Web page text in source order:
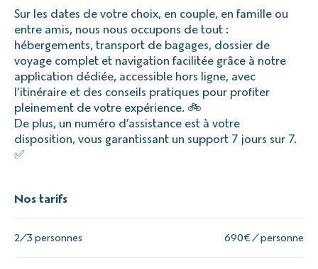
Sur les dates de votre choix, en couple, en famille ou
entre amis, nous nous occupons de tout :
hébergements, transport de bagages, dossier de
voyage complet et navigation facilitée grâce à notre
application dédiée, accessible hors ligne, avec
l’itinéraire et des conseils pratiques pour profiter
pleinement de votre expérience. 🚲
De plus, un numéro d’assistance est à votre
disposition, vous garantissant un support 7 jours sur 7.
✅
Nos tarifs
2/3 personnes 690€ / personne